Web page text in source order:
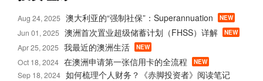
Aug 24, 2025 澳大利亚的“强制社保”：Superannuation NEW
Jun 01, 2025 澳洲首次置业超级储蓄计划（FHSS）详解 NEW
Apr 25, 2025 我最近的澳洲生活 NEW
Oct 18, 2024 在澳洲申请第一张信用卡的全流程 NEW
Sep 18, 2024 如何梳理个人财务？《赤脚投资者》阅读笔记